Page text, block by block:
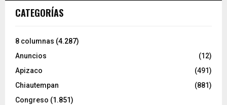
CATEGORÍAS
8 columnas (4.287)
Anuncios
(12)
Apizaco
(491)
Chiautempan
(881)
Congreso (1.851)